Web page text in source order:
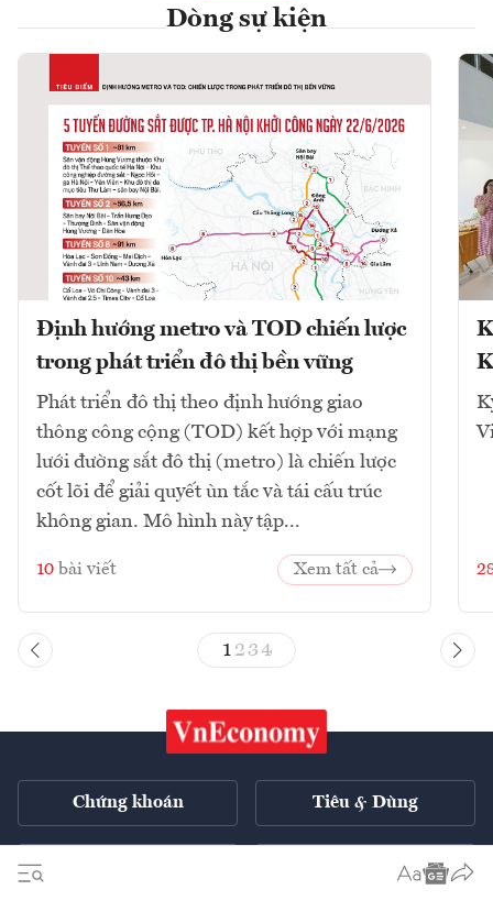
Dòng sự kiện
Định hướng metro và TOD chiến lược
trong phát triển đô thị bền vững
Phát triển đô thị theo định hướng giao
thông công cộng (TOD) kết hợp với mạng
lưới đường sắt đô thị (metro) là chiến lược
cốt lõi để giải quyết ùn tắc và tái cấu trúc
không gian. Mô hình này tập...
10 bài viết Xem tất cả
1 23 4
Chứng khoán Tiêu & Dùng